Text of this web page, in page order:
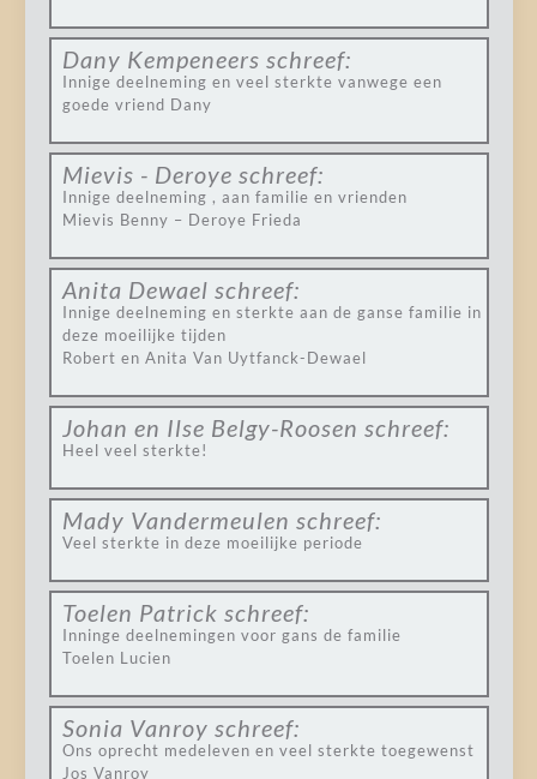
Dany Kempeneers schreef:
Innige deelneming en veel sterkte vanwege een
goede vriend Dany
Mievis - Deroye schreef:
Innige deelneming , aan familie en vrienden
Mievis Benny – Deroye Frieda
Anita Dewael schreef:
Innige deelneming en sterkte aan de ganse familie in
deze moeilijke tijden
Robert en Anita Van Uytfanck-Dewael
Johan en Ilse Belgy-Roosen schreef:
Heel veel sterkte!
Mady Vandermeulen schreef:
Veel sterkte in deze moeilijke periode
Toelen Patrick schreef:
Inninge deelnemingen voor gans de familie
Toelen Lucien
Sonia Vanroy schreef:
Ons oprecht medeleven en veel sterkte toegewenst
Jos Vanroy